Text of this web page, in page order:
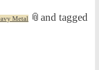
Metal 📎 and tagged